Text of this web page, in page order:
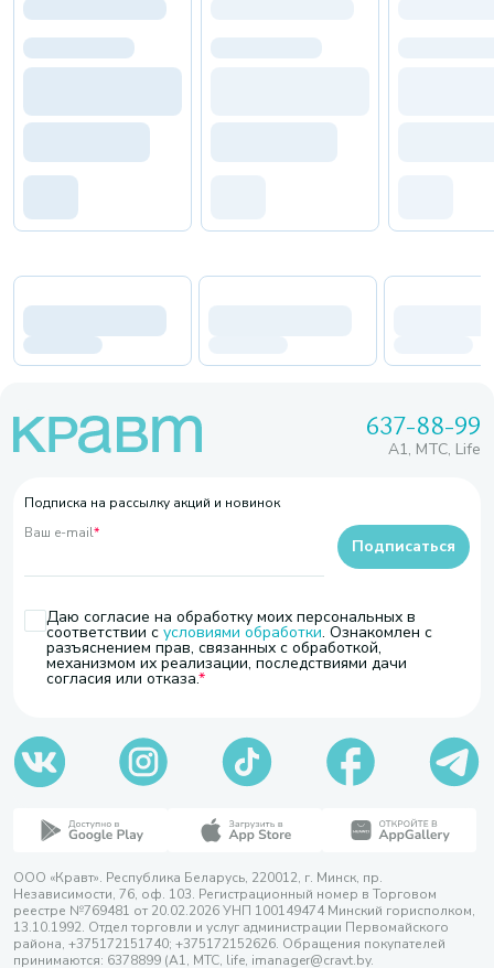
637-88-99
A1, МТС, Life
Подписка на рассылку акций и новинок
Ваш e-mail*
Даю согласие на обработку моих персональных в
соответствии с условиями обработки. Ознакомлен с
разъяснением прав, связанных с обработкой,
механизмом их реализации, последствиями дачи
согласия или отказа.
Подписаться
ООО «Кравт». Республика Беларусь, 220012, г. Минск, пр.
Независимости, 76, оф. 103. Регистрационный номер в Торговом
реестре №769481 от 20.02.2026 УНП 100149474 Минский горисполком,
13.10.1992. Отдел торговли и услуг администрации Первомайского
района, +375172151740; +375172152626. Обращения покупателей
принимаются: 6378899 (А1, МТС, life, imanager@cravt.by.